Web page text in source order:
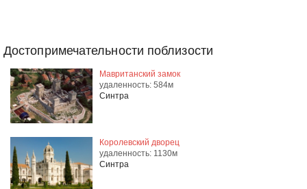
Достопримечательности поблизости
Мавританский замок
удаленность: 584м
Синтра
Королевский дворец
удаленность: 1130м
Синтра